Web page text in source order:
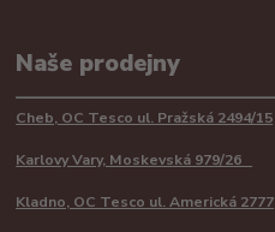
Naše prodejny
Cheb, OC Tesco ul. Pražská 2494/15
Karlovy Vary, Moskevská 979/26
Kladno, OC Tesco ul. Americká 2777